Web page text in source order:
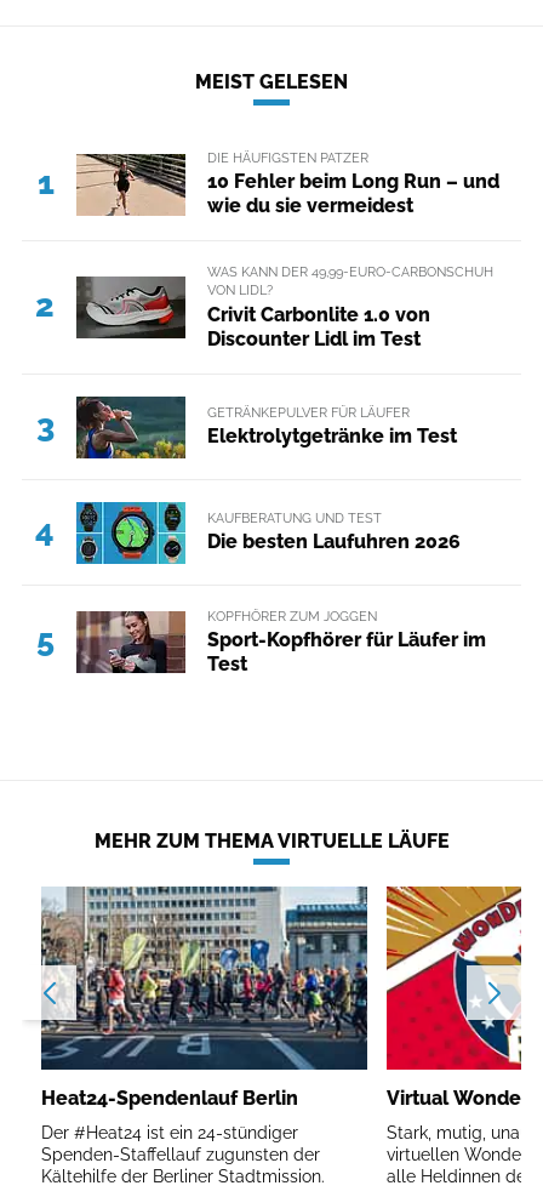
MEIST GELESEN
1
DIE HÄUFIGSTEN PATZER
10 Fehler beim Long Run – und
wie du sie vermeidest
2
WAS KANN DER 49,99-EURO-CARBONSCHUH
VON LIDL?
Crivit Carbonlite 1.0 von
Discounter Lidl im Test
3 GETRÄNKEPULVER FÜR LÄUFER
Elektrolytgetränke im Test
4 KAUFBERATUNG UND TEST
Die besten Laufuhren 2026
5
KOPFHÖRER ZUM JOGGEN
Sport-Kopfhörer für Läufer im
Test
MEHR ZUM THEMA VIRTUELLE LÄUFE
Heat24-Spendenlauf Berlin
Der #Heat24 ist ein 24-stündiger
Spenden-Staffellauf zugunsten der
Kältehilfe der Berliner Stadtmission.
Virtual
Stark, mutig,
virtuellen
alle Heldinnen des